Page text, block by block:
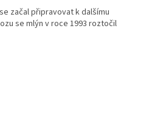
začal připravovat k dalšímu
se mlýn v roce 1993 roztočil